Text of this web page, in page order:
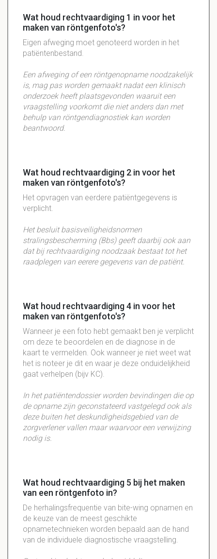
Wat houd rechtvaardiging 1 in voor het
maken van röntgenfoto's?
Eigen afweging moet genoteerd worden in het
patiëntenbestand.
Een afweging of een röntgenopname noodzakelijk
is, mag pas worden gemaakt nadat een klinisch
onderzoek heeft plaatsgevonden waaruit een
vraagstelling voorkomt die niet anders dan met
behulp van röntgendiagnostiek kan worden
beantwoord.
Wat houd rechtvaardiging 2 in voor het
maken van röntgenfoto's?
Het opvragen van eerdere patiëntgegevens is
verplicht.
Het besluit basisveiligheidsnormen
stralingsbescherming (Bbs) geeft daarbij ook aan
dat bij rechtvaardiging noodzaak bestaat tot het
raadplegen van eerere gegevens van de patiënt.
Wat houd rechtvaardiging 4 in voor het
maken van röntgenfoto's?
Wanneer je een foto hebt gemaakt ben je verplicht
om deze te beoordelen en de diagnose in de
kaart te vermelden. Ook wanneer je niet weet wat
het is noteer je dit en waar je deze onduidelijkheid
gaat verhelpen (bijv KC).
In het patiëntendossier worden bevindingen die op
de opname zijn geconstateerd vastgelegd ook als
deze buiten het deskundigheidsgebied van de
zorgverlener vallen maar waarvoor een verwijzing
nodig is.
Wat houd rechtvaardiging 5 bij het maken
van een röntgenfoto in?
De herhalingsfrequentie van bite-wing opnamen en
de keuze van de meest geschikte
opnametechnieken worden bepaald aan de hand
van de individuele diagnostische vraagstelling.